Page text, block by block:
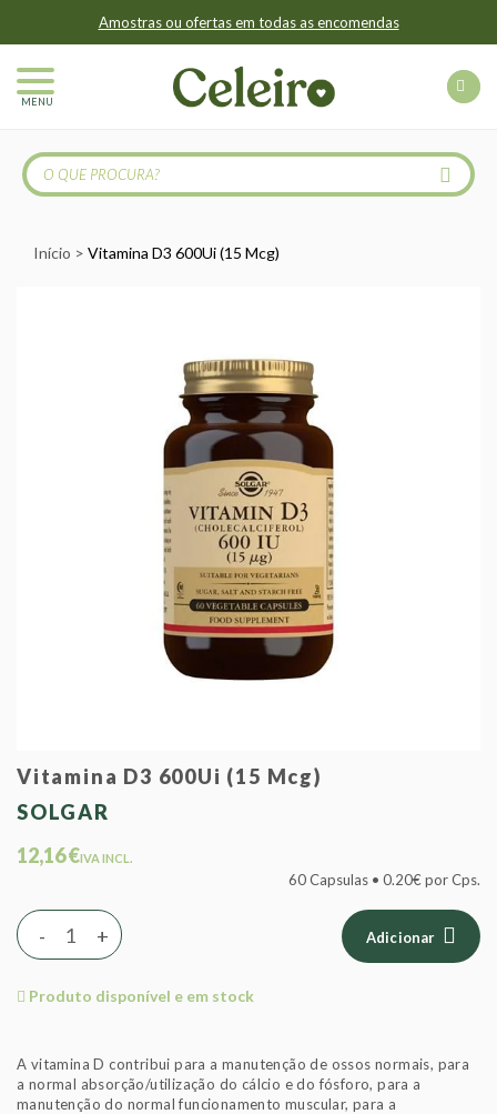
Amostras ou ofertas em todas as encomendas
MENU
Início Vitamina D3 600Ui (15 Mcg)
Vitamina D3 600Ui (15 Mcg)
SOLGAR
12,16 €IVA INCL.
60 Capsulas • 0.20€ por Cps.
+
- Adicionar
Produto disponível e em stock
A vitamina D contribui para a manutenção de ossos normais, para
a normal absorção/utilização do cálcio e do fósforo, para a
manutenção do normal funcionamento muscular, para a